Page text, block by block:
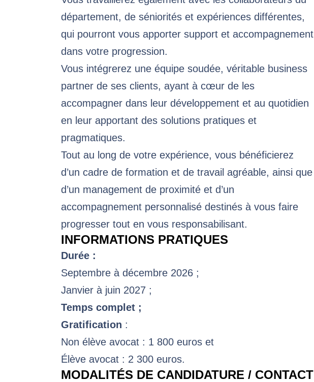
département, de séniorités et expériences différentes,
qui pourront vous apporter support et accompagnement
dans votre progression.
Vous intégrerez une équipe soudée, véritable business
partner de ses clients, ayant à cœur de les
accompagner dans leur développement et au quotidien
en leur apportant des solutions pratiques et
pragmatiques.
Tout au long de votre expérience, vous bénéficierez
d’un cadre de formation et de travail agréable, ainsi que
d’un management de proximité et d’un
accompagnement personnalisé destinés à vous faire
progresser tout en vous responsabilisant.
INFORMATIONS PRATIQUES
Durée :
Septembre à décembre 2026 ;
Janvier à juin 2027 ;
Temps complet ;
Gratification :
Non élève avocat : 1 800 euros et
Élève avocat : 2 300 euros.
MODALITÉS DE CANDIDATURE / CONTACT